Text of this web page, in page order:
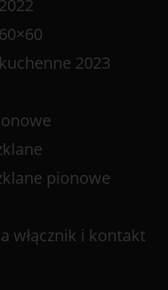
2023
pionowe
włącznik i kontakt